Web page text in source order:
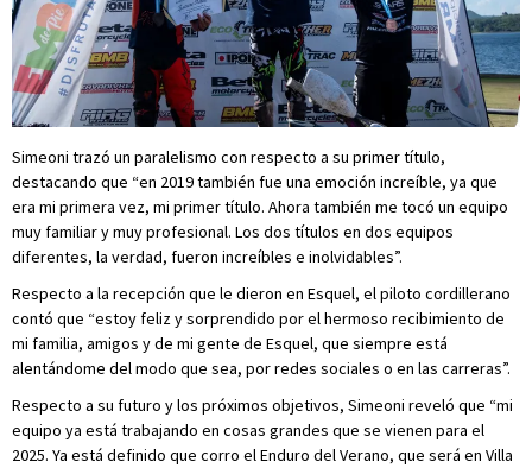
Simeoni trazó un paralelismo con respecto a su primer título,
destacando que “en 2019 también fue una emoción increíble, ya que
era mi primera vez, mi primer título. Ahora también me tocó un equipo
muy familiar y muy profesional. Los dos títulos en dos equipos
diferentes, la verdad, fueron increíbles e inolvidables”.
Respecto a la recepción que le dieron en Esquel, el piloto cordillerano
contó que “estoy feliz y sorprendido por el hermoso recibimiento de
mi familia, amigos y de mi gente de Esquel, que siempre está
alentándome del modo que sea, por redes sociales o en las carreras”.
Respecto a su futuro y los próximos objetivos, Simeoni reveló que “mi
equipo ya está trabajando en cosas grandes que se vienen para el
2025. Ya está definido que corro el Enduro del Verano, que será en Villa